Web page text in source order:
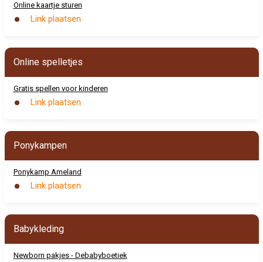
Online kaartje sturen
Link plaatsen
Online spelletjes
Gratis spellen voor kinderen
Link plaatsen
Ponykampen
Ponykamp Ameland
Link plaatsen
Babykleding
Newborn pakjes - Debabyboetiek